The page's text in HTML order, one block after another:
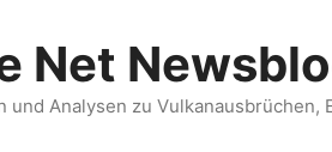
Net
und Analysen zu Vulkanausbrüchen,